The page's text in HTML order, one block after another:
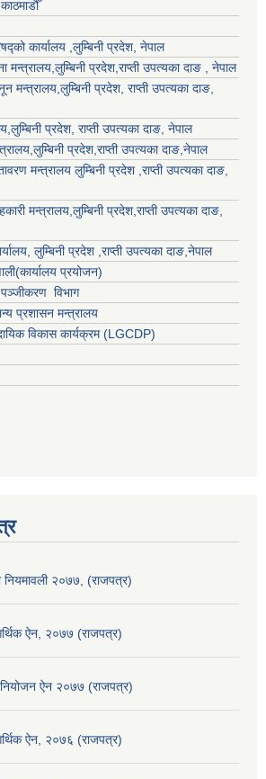
कार्यालय ,लुम्बिनी प्रदेश, नेपाल
मन्त्रालय,लुम्बिनी प्रदेश,राप्ती उपत्यका दाङ , नेपाल
मन्त्रालय,लुम्बिनी प्रदेश, राप्ती उपत्यका दाङ,
लुम्बिनी प्रदेश, राप्ती उपत्यका दाङ, नेपाल
लुम्बिनी प्रदेश,राप्ती उपत्यका दाङ,नेपाल
मन्त्रालय लुम्बिनी प्रदेश ,राप्ती उपत्यका दाङ,
मन्त्रालय,लुम्बिनी प्रदेश,राप्ती उपत्यका दाङ,
लुम्बिनी प्रदेश ,राप्ती उपत्यका दाङ,नेपाल
प्रयोजन)
पञ्जीकरण विभाग
प्रशासन मन्त्रालय
विकास कार्यक्रम (LGCDP)
नियमावली २०७७, (राजपत्र)
ऐन, २०७७ (राजपत्र)
ऐन २०७७ (राजपत्र)
ऐन, २०७६ (राजपत्र)